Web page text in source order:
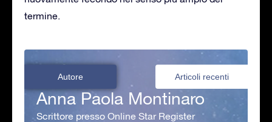
termine.
Autore Articoli recenti
Anna Paola Montinaro
Scrittore presso Online Star Register